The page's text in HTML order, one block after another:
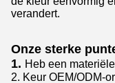
verandert.
Onze sterke
1. Heb een
2. Keur OEM/ODM-